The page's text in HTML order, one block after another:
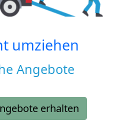
umziehen
Angebote
erhalten